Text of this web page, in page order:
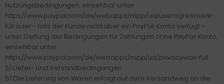
Nutzungsbedingungen, einsehbar unter
https://www.paypal.com/de/webapps/mpp/ua/useragreement-
full oder - falls der Kunde nicht über ein PayPal-Konto verfügt –
unter Geltung der Bedingungen für Zahlungen ohne PayPal-Konto,
einsehbar unter
https://www.paypal.com/de/webapps/mpp/ua/privacywax-full.
5) Liefer- und Versandbedingungen
5.1 Die Lieferung von Waren erfolgt auf dem Versandweg an die